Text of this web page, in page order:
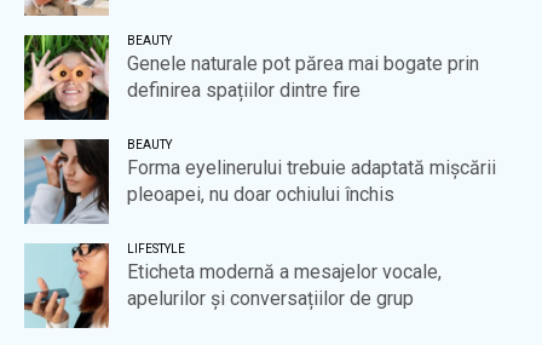
BEAUTY
Genele naturale pot părea mai bogate prin
definirea spațiilor dintre fire
BEAUTY
Forma eyelinerului trebuie adaptată mișcării
pleoapei, nu doar ochiului închis
LIFESTYLE
Eticheta modernă a mesajelor vocale,
apelurilor și conversațiilor de grup